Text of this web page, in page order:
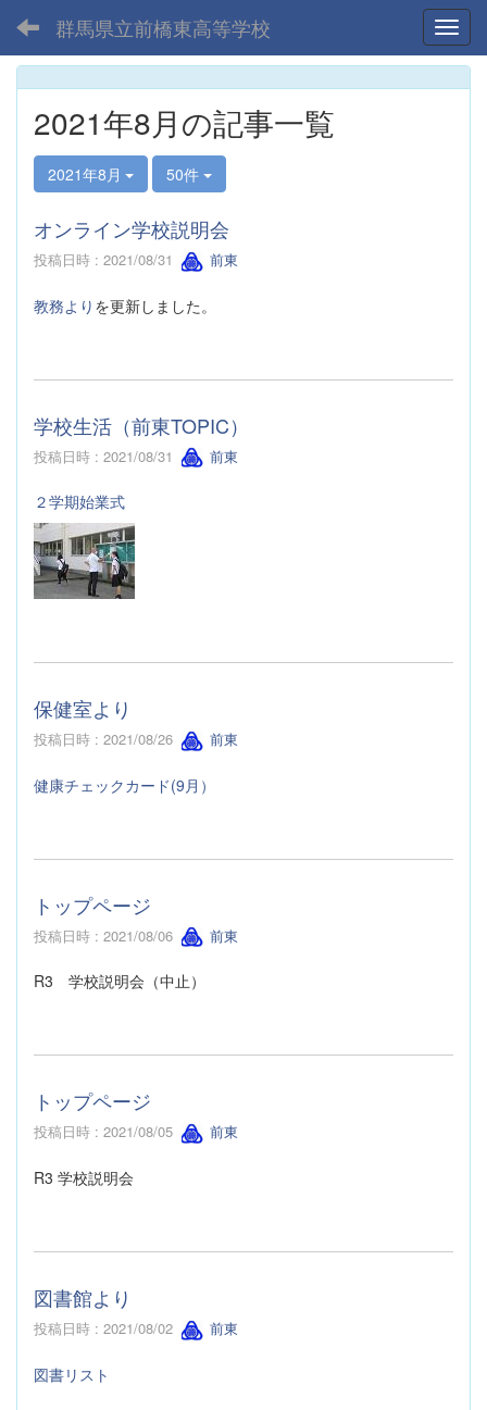
群馬県立前橋東高等学校
2021年8月の記事一覧
2021年8月 50件
オンライン学校説明会
投稿日時 : 2021/08/31 前東
教務より を更新しました。
学校生活（前東TOPIC）
投稿日時 : 2021/08/31 前東
２学期始業式
保健室より
投稿日時 : 2021/08/26 前東
健康チェックカード(9月）
トップページ
投稿日時 : 2021/08/06 前東
R3 学校説明会（中止）
トップページ
投稿日時 : 2021/08/05 前東
R3 学校説明会
図書館より
投稿日時 : 2021/08/02 前東
図書リスト